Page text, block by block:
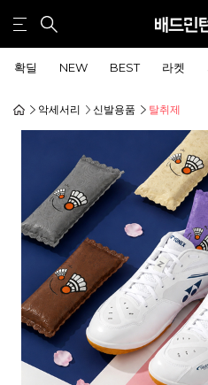
확딜 NEW BEST 라켓
악세서리 신발용품 탈취제